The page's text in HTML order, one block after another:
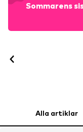
Sommarens
Alla artiklar